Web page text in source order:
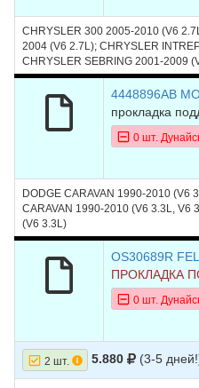
CHRYSLER 300 2005-2010 (V6
2004 (V6 2.7L); CHRYSLER
CHRYSLER SEBRING 2001-2009
2004 (V6 2.7L); DODGE STRATUS
4448896AB
прокладка
0 шт.
DODGE CARAVAN 1990-2010 (V6
CARAVAN 1990-2010 (V6 3.3L, V6
(V6 3.3L)
OS30689R
ПРОКЛАДКА
0 шт.
2 шт. 5.880 (3-5